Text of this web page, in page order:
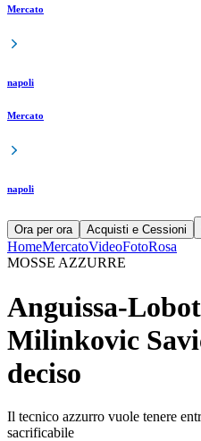
Mercato
napoli
Mercato
napoli
Ora per ora Acquisti e Cessioni
HomeMercatoVideoFotoRosa
MOSSE AZZURRE
Anguissa-
Milinkovic
deciso
Il tecnico azzurro vuole tenere
sacrificabile